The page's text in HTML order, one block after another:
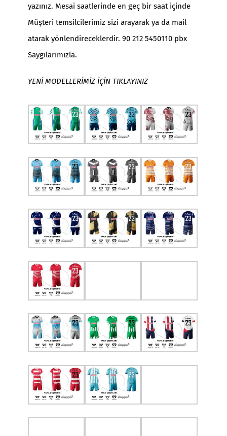
yazınız. Mesai saatlerinde en geç bir saat içinde
Müşteri temsilcilerimiz sizi arayarak ya da mail
atarak yönlendireceklerdir. 90 212 5450110 pbx
Saygılarımızla.
YENİ MODELLERİMİZ İÇİN TIKLAYINIZ